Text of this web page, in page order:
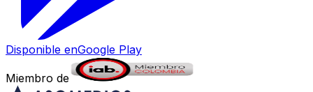
Disponible enGoogle Play
Miembro de